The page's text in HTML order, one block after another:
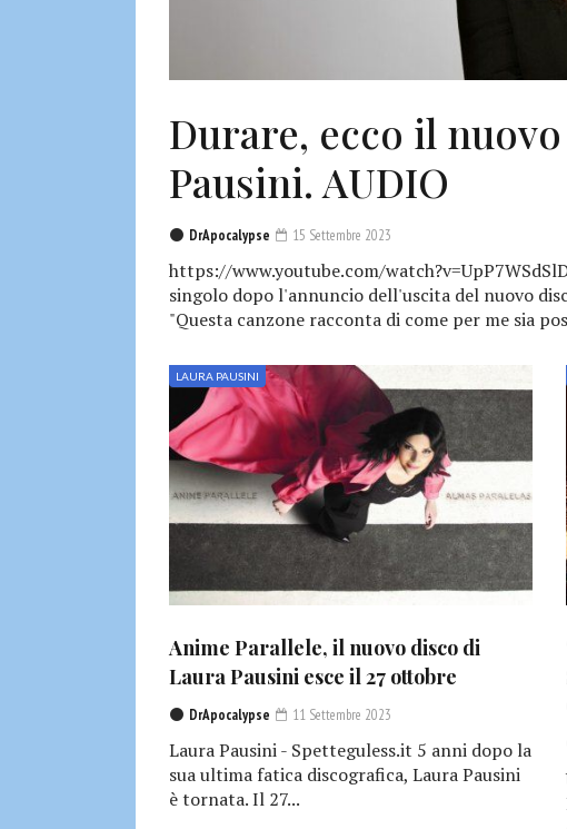
Durare, ecco il
Pausini. AUDIO
DrApocalypse 15 Settembre 2023
https://www.youtube.com/
singolo dopo l'annuncio dell'uscita del nuovo
"Questa canzone racconta di come per me sia
LAURA PAUSINI
Anime Parallele, il nuovo disco di
Laura Pausini esce il 27 ottobre
DrApocalypse 11 Settembre 2023
Laura Pausini - Spetteguless.it 5 anni dopo la
sua ultima fatica discografica, Laura Pausini
è tornata. Il 27...